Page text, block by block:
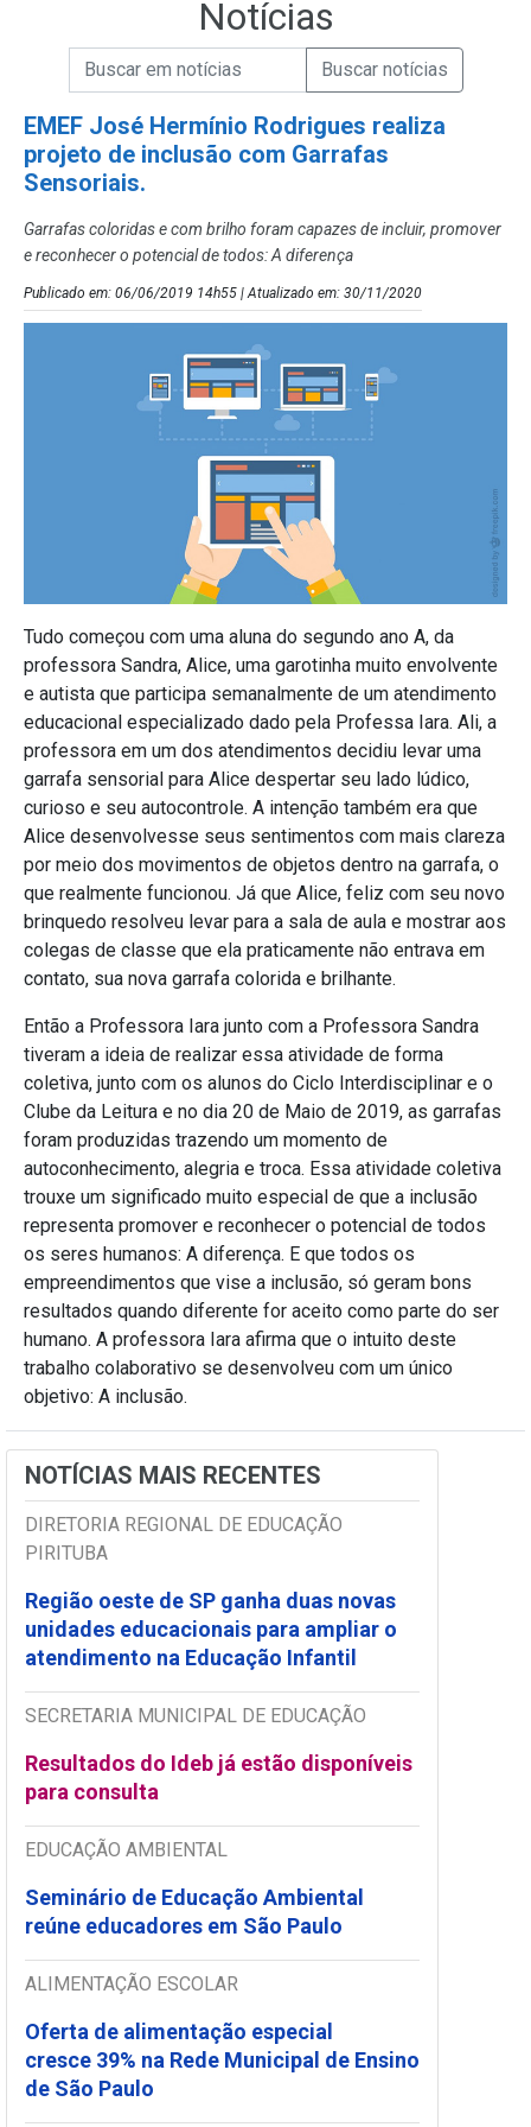
Notícias
Campo de Busca de Notícias
Campo de Busca de informaçõesEnviar a Busca de Notícias
EMEF José Hermínio Rodrigues realiza
projeto de inclusão com Garrafas
Sensoriais.
Garrafas coloridas e com brilho foram capazes de incluir, promover
e reconhecer o potencial de todos: A diferença
Publicado em: 06/06/2019 14h55 | Atualizado em: 30/11/2020
Tudo começou com uma aluna do segundo ano A, da
professora Sandra, Alice, uma garotinha muito envolvente
e autista que participa semanalmente de um atendimento
educacional especializado dado pela Professa Iara. Ali, a
professora em um dos atendimentos decidiu levar uma
garrafa sensorial para Alice despertar seu lado lúdico,
curioso e seu autocontrole. A intenção também era que
Alice desenvolvesse seus sentimentos com mais clareza
por meio dos movimentos de objetos dentro na garrafa, o
que realmente funcionou. Já que Alice, feliz com seu novo
brinquedo resolveu levar para a sala de aula e mostrar aos
colegas de classe que ela praticamente não entrava em
contato, sua nova garrafa colorida e brilhante.
Então a Professora Iara junto com a Professora Sandra
tiveram a ideia de realizar essa atividade de forma
coletiva, junto com os alunos do Ciclo Interdisciplinar e o
Clube da Leitura e no dia 20 de Maio de 2019, as garrafas
foram produzidas trazendo um momento de
autoconhecimento, alegria e troca. Essa atividade coletiva
trouxe um significado muito especial de que a inclusão
representa promover e reconhecer o potencial de todos
os seres humanos: A diferença. E que todos os
empreendimentos que vise a inclusão, só geram bons
resultados quando diferente for aceito como parte do ser
humano. A professora Iara afirma que o intuito deste
trabalho colaborativo se desenvolveu com um único
objetivo: A inclusão.
NOTÍCIAS MAIS RECENTES
DIRETORIA REGIONAL DE EDUCAÇÃO
PIRITUBA
Região oeste de SP ganha duas novas
unidades educacionais para ampliar o
atendimento na Educação Infantil
SECRETARIA MUNICIPAL DE EDUCAÇÃO
Resultados do Ideb já estão disponíveis
para consulta
EDUCAÇÃO AMBIENTAL
Seminário de Educação Ambiental
reúne educadores em São Paulo
ALIMENTAÇÃO ESCOLAR
Oferta de alimentação especial
cresce 39% na Rede Municipal de Ensino
de São Paulo